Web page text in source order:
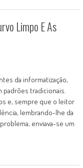
Limpo E As
da informatização,
tradicionais.
e, sempre que o leitor
lembrando-lhe da
enviava-se um